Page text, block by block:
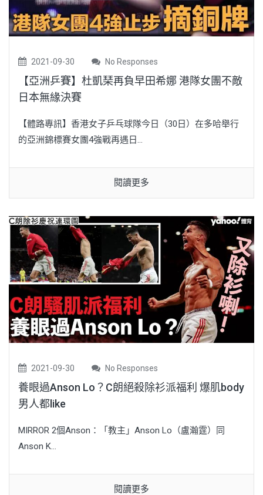
2021-09-30 No Responses
【亞洲乒賽】杜凱琹再負早田希娜 港隊女團不敵
日本無緣決賽
【體路專訊】香港女子乒乓球隊今日（30日）在多哈舉行
的亞洲錦標賽女團4強戰再遇日...
閱讀更多
2021-09-30 No Responses
養眼過Anson Lo？C朗絕殺除衫派福利 爆肌body
男人都like
MIRROR 2個Anson：「教主」Anson Lo（盧瀚霆）同
Anson K...
閱讀更多